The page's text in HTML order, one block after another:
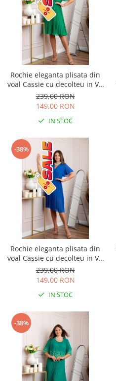
Rochie eleganta plisata din
voal Cassie cu decolteu in V -
Verde smarald
239,00 RON
149,00 RON
IN STOC
-38%
Rochie eleganta plisata din
voal Cassie cu decolteu in V -
Albastru regal
239,00 RON
149,00 RON
IN STOC
-38%